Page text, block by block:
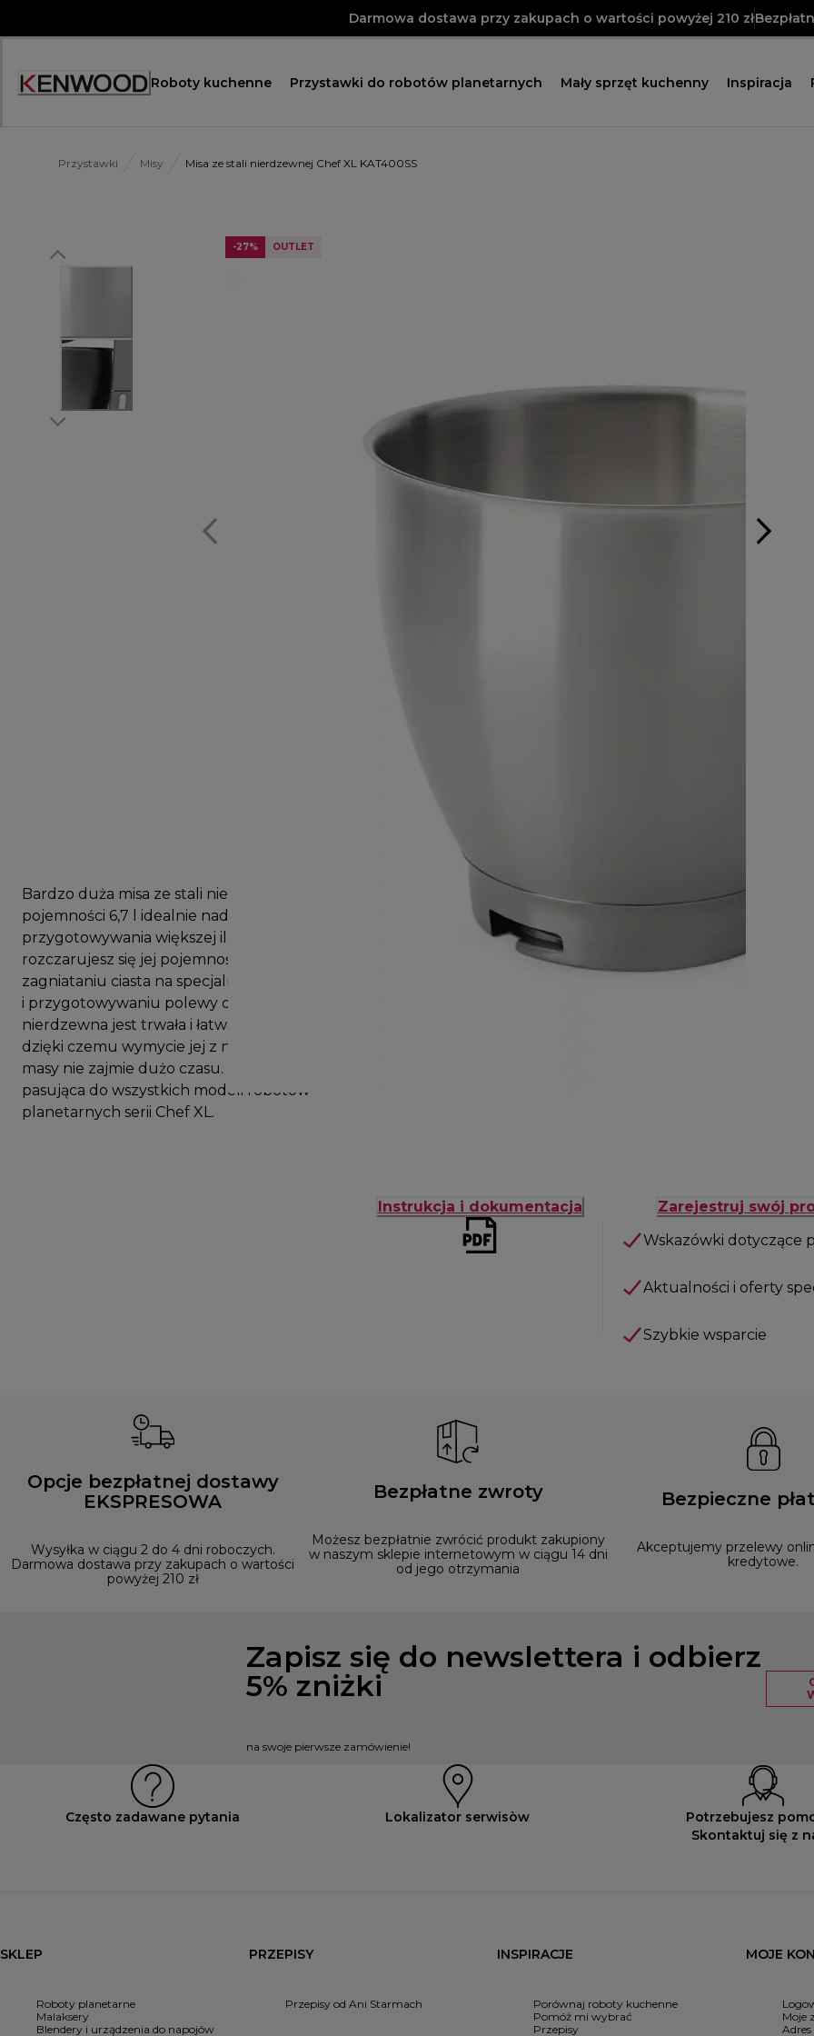
Darmowa dostawa przy zakupach o wartości powyżej 210 zł
Roboty kuchenne Przystawki do robotów planetarnych Mały sprzęt kuchenny Inspiracja
Przystawki Misy Misa ze stali nierdzewnej Chef XL KAT400SS
-27% OUTLET
Bardzo duża misa ze stali nierdzewnej o
pojemności 6,7 l idealnie nadaje się do
przygotowywania większej ilości wypieków. Nie
rozczarujesz się jej pojemnością – zarówno przy
zagniataniu ciasta na specjalne rodzaje chleba, jak
i przygotowywaniu polewy do ciasta. Ponadto stal
nierdzewna jest trwała i łatwa w czyszczeniu,
dzięki czemu wymycie jej z nawet najgęstszej
masy nie zajmie dużo czasu. Uniwersalna misa
pasująca do wszystkich modeli robotów
planetarnych serii Chef XL.
Instrukcja i dokumentacja
Zarejestruj swój
Wskazówki dotyczące
Aktualności i oferty
Szybkie wsparcie
Opcje bezpłatnej dostawy
EKSPRESOWA
Wysyłka w ciągu 2 do 4 dni roboczych.
Darmowa dostawa przy zakupach o wartości
powyżej 210 zł
Bezpłatne zwroty
Możesz bezpłatnie zwrócić produkt zakupiony
w naszym sklepie internetowym w ciągu 14 dni
od jego otrzymania
Bezpieczne
Akceptujemy przelewy
kredytowe.
Zapisz się do newslettera i odbierz
5% zniżki
na swoje pierwsze zamówienie!
Często zadawane pytania Lokalizator serwisòw
Potrzebujesz
Skontaktuj się z
SKLEP
Roboty planetarne
Malaksery
Blendery i urządzenia do napojów
PRZEPISY
Przepisy od Ani Starmach
INSPIRACJE
Porównaj roboty kuchenne
Pomóż mi wybrać
Przepisy
MOJE
Moje
Adres